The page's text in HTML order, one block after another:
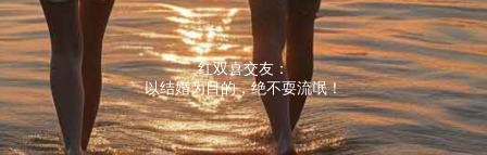
红双喜交友：
以结婚为目的，绝不耍流氓！